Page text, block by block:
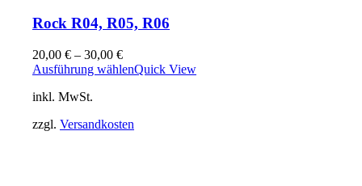
Rock R04, R05, R06
20,00 € – 30,00 €
Ausführung wählenQuick View
inkl. MwSt.
zzgl. Versandkosten